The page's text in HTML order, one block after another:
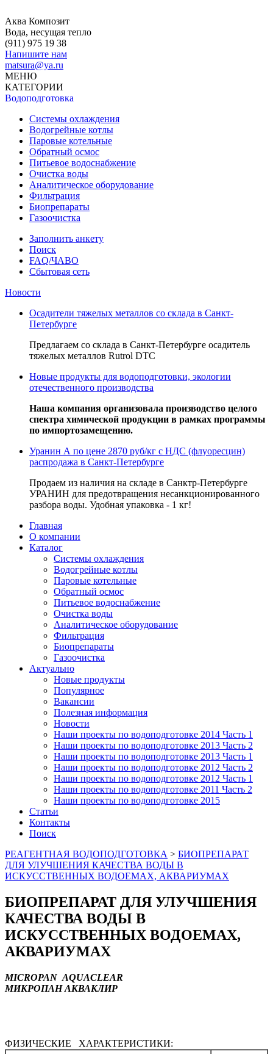
Аква Композит
Вода, несущая тепло
(911) 975 19 38
Напишите нам
matsura@ya.ru
МЕНЮ
КАТЕГОРИИ
Водоподготовка
Системы охлаждения
Водогрейные котлы
Паровые котельные
Обратный осмос
Питьевое водоснабжение
Очистка воды
Аналитическое оборудование
Фильтрация
Биопрепараты
Газоочистка
Заполнить анкету
Поиск
FAQ/ЧАВО
Сбытовая сеть
Новости
Осадители тяжелых металлов со склада в Санкт-
Петербурге
Предлагаем со склада в Санкт-Петербурге осадитель
тяжелых металлов Rutrol DTC
Новые продукты для водоподготовки, экологии
отечественного производства
Наша компания организовала производство целого
спектра химической продукции в рамках программы
по импортозамещению.
Уранин А по цене 2870 руб/кг с НДС (флуоресцин)
распродажа в Санкт-Петербурге
Продаем из наличия на складе в Санктр-Петербурге
УРАНИН для предотвращения несанкционированного
разбора воды. Удобная упаковка - 1 кг!
Главная
О компании
Каталог
Системы охлаждения
Водогрейные котлы
Паровые котельные
Обратный осмос
Питьевое водоснабжение
Очистка воды
Аналитическое оборудование
Фильтрация
Биопрепараты
Газоочистка
Актуально
Новые продукты
Популярное
Вакансии
Полезная информация
Новости
Наши проекты по водоподготовке 2014 Часть 1
Наши проекты по водоподготовке 2013 Часть 2
Наши проекты по водоподготовке 2013 Часть 1
Наши проекты по водоподготовке 2012 Часть 2
Наши проекты по водоподготовке 2012 Часть 1
Наши проекты по водоподготовке 2011 Часть 2
Наши проекты по водоподготовке 2015
Статьи
Контакты
Поиск
РЕАГЕНТНАЯ ВОДОПОДГОТОВКА > БИОПРЕПАРАТ
ДЛЯ УЛУЧШЕНИЯ КАЧЕСТВА ВОДЫ В
ИСКУССТВЕННЫХ ВОДОЕМАХ, АКВАРИУМАХ
БИОПРЕПАРАТ ДЛЯ УЛУЧШЕНИЯ
КАЧЕСТВА ВОДЫ В
ИСКУССТВЕННЫХ ВОДОЕМАХ,
АКВАРИУМАХ
MICROPAN AQUACLEAR
МИКРОПАН АКВАКЛИР
ФИЗИЧЕСКИЕ ХАРАКТЕРИСТИКИ: